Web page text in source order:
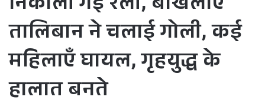
तालिबान ने चलाई गोली, कई
महिलाएँ घायल, गृहयुद्ध के
हालात बनते